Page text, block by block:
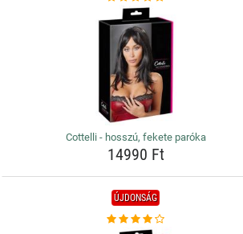
Cottelli - hosszú, fekete paróka
14990 Ft
ÚJDONSÁG